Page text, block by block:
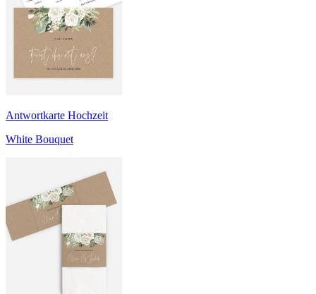
Antwortkarte Hochzeit
White Bouquet